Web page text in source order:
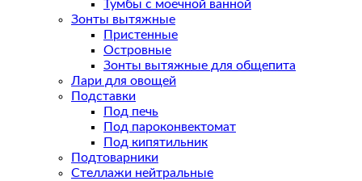
Тумбы с моечной ванной
Зонты вытяжные
Пристенные
Островные
Зонты вытяжные для общепита
Лари для овощей
Подставки
Под печь
Под пароконвектомат
Под кипятильник
Подтоварники
Стеллажи нейтральные